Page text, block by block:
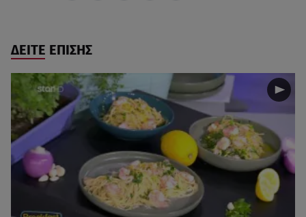
ΔΕΙΤΕ ΕΠΙΣΗΣ